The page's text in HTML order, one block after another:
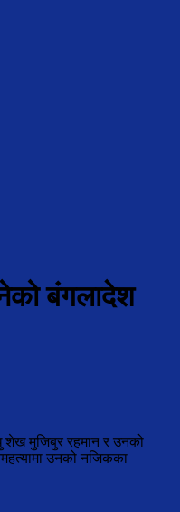
बंगलादेश
मुजिबुर रहमान र उनको
उनको नजिकका